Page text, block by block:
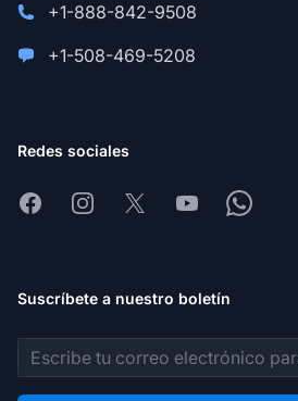
+1-888-842-9508
+1-508-469-5208
Redes sociales
FacebookInstagram
X YoutubeWhatsapp
Suscríbete a nuestro boletín
Dirección de correo electrónico